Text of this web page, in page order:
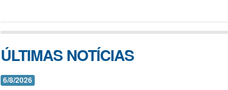
ÚLTIMAS NOTÍCIAS
6/8/2026